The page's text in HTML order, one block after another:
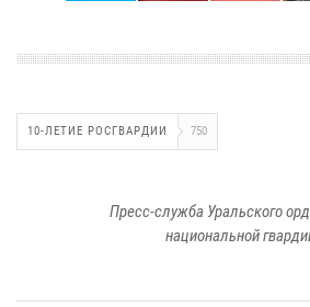
10-ЛЕТИЕ РОСГВАРДИИ 750
Пресс-служба Уральского
национальной